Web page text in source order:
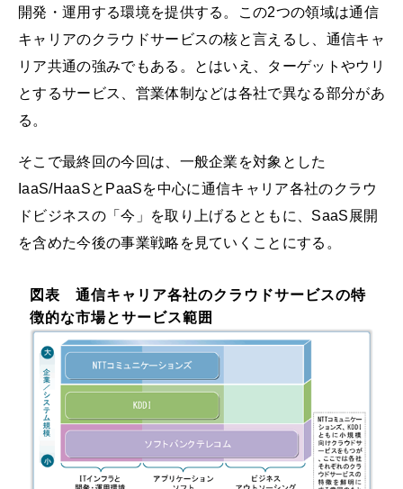
開発・運用する環境を提供する。この2つの領域は通信
キャリアのクラウドサービスの核と言えるし、通信キャ
リア共通の強みでもある。とはいえ、ターゲットやウリ
とするサービス、営業体制などは各社で異なる部分があ
る。
そこで最終回の今回は、一般企業を対象とした
IaaS/HaaSとPaaSを中心に通信キャリア各社のクラウ
ドビジネスの「今」を取り上げるとともに、SaaS展開
を含めた今後の事業戦略を見ていくことにする。
図表 通信キャリア各社のクラウドサービスの特
徴的な市場とサービス範囲